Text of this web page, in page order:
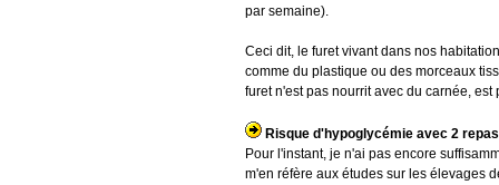
par semaine).
Ceci dit, le furet vivant dans nos
comme du plastique ou des morceaux
furet n'est pas nourrit avec du carnée, est
Risque d'hypoglycémie avec 2
Pour l'instant, je n'ai pas encore
m'en réfère aux études sur les élevages